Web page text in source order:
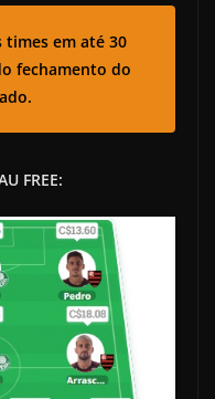
times em até 30
fechamento do
FREE: